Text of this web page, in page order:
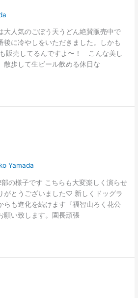
大人気のごぼう天うどん絶賛販売中で
後に冷やしをいただきました。しかも
販売してるんですよ〜！ こんな美し
散歩して生ビール飲める休日な
Yamada
の様子です こちらも大変楽しく演らせ
がとうございました♡ 新しくドッグラ
らも進化を続けます『福智山ろく花公
願い致します。園長頑張